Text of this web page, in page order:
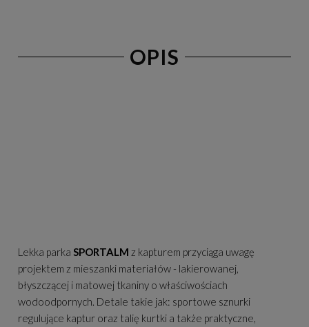
OPIS
Lekka parka SPORTALM z kapturem przyciąga uwagę
projektem z mieszanki materiałów - lakierowanej,
błyszczącej i matowej tkaniny o właściwościach
wodoodpornych. Detale takie jak: sportowe sznurki
regulujące kaptur oraz talię kurtki a także praktyczne,